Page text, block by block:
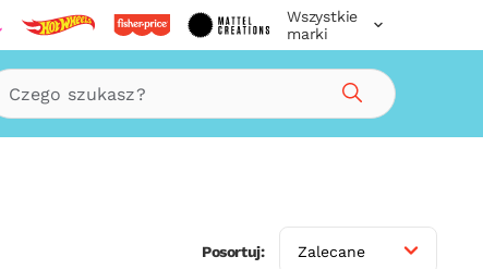
Wszystkie
marki
Szukaj
Posortuj: Zalecane